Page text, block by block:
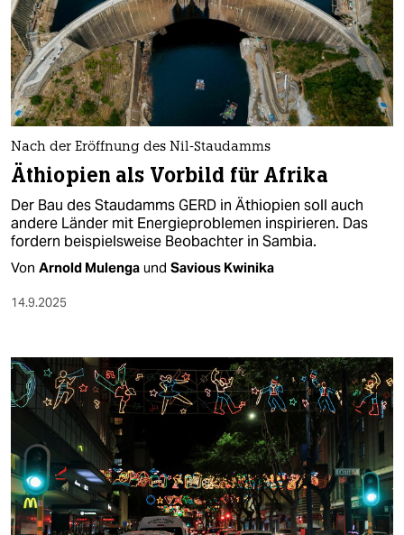
Nach der Eröffnung des Nil-Staudamms
Äthiopien als Vorbild für Afrika
Der Bau des Staudamms GERD in Äthiopien soll auch
andere Länder mit Energieproblemen inspirieren. Das
fordern beispielsweise Beobachter in Sambia.
Von Arnold Mulenga und Savious Kwinika
14.9.2025